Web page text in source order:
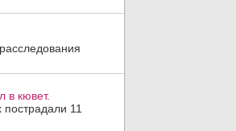
в кювет.
11